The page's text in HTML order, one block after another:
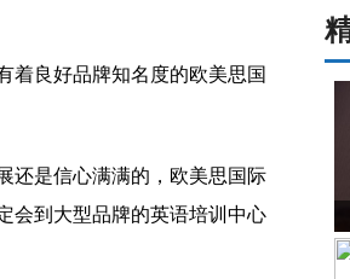
着良好品牌知名度的欧美思国
还是信心满满的，欧美思国际
会到大型品牌的英语培训中心